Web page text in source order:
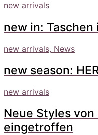
new arrivals
new in: Taschen
new arrivals, News
new season:
new arrivals
Neue Styles von
eingetroffen